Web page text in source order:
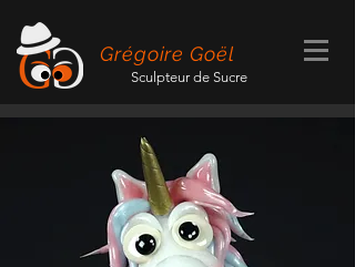
Grégoire Goël
Sculpteur de Sucre